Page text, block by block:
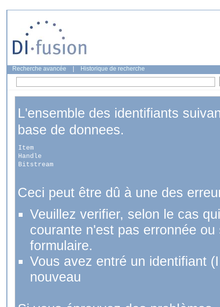
Recherche avancée Historique de recherche
L'ensemble des identifiants
base de donnees.
Item
Handle
Bitstream
Ceci peut être dû à une des
Veuillez verifier, selon le cas
courante n'est pas erronnée
formulaire.
Vous avez entré un identifiant
nouveau